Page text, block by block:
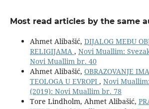
Most read articles by the same
Ahmet Alibašić, DIJALOG MEĐU
RELIGIJAMA , Novi Muallim:
Novi Muallim br. 40
Ahmet Alibašić, OBRAZOVANJE
TEOLOGA U EVROPI , Novi
(2019): Novi Muallim br. 78
Tore Lindholm, Ahmet Alibašić,